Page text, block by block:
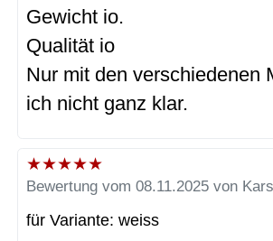
Gewicht io.
Qualität io
Nur mit den verschiedenen
ich nicht ganz klar.
★★★★★
Bewertung vom 08.11.2025 von
für Variante: weiss